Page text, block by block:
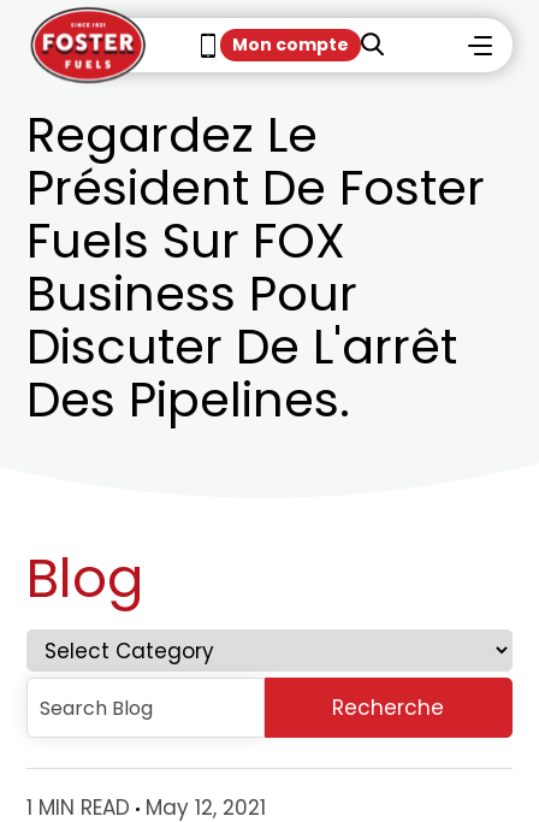
Mon compte
Regardez Le
Président De Foster
Fuels Sur FOX
Business Pour
Discuter De L'arrêt
Des Pipelines.
Blog
1 MIN READ May 12, 2021